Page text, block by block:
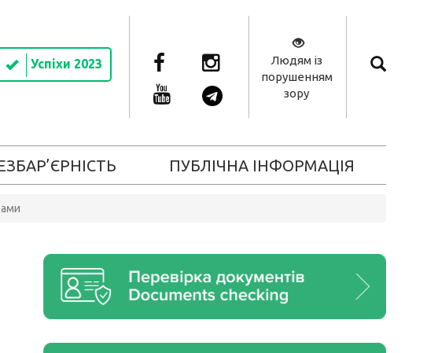
Успіхи 2023
Людям із
порушенням
зору
ПУБЛІЧНА ІНФОРМАЦІЯ